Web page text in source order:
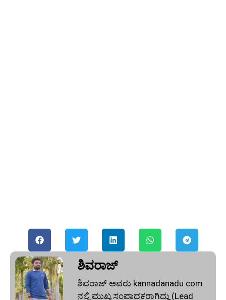
ಶಿವರಾಜ್
ಶಿವರಾಜ್ ಅವರು kannadanadu.com
ನಲ್ಲಿ ಮುಖ್ಯ ಸಂಪಾದಕರಾಗಿದ್ದು (Lead